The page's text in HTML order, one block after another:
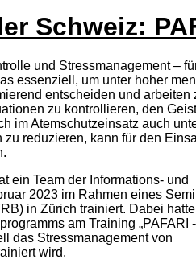
Schweiz:
und Stressmanagement –
essenziell, um unter hoher
entscheiden und arbeiten
zu kontrollieren, den
im Atemschutzeinsatz auch
reduzieren, kann für den
ein Team der Informations- und
2023 im Rahmen eines
in Zürich trainiert. Dabei
am Training „PAFARI
das Stressmanagement von
wird.